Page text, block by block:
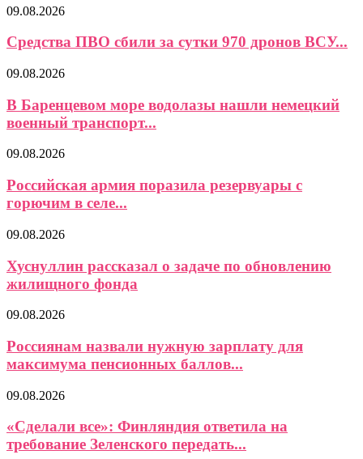
09.08.2026
Средства ПВО сбили за сутки 970 дронов ВСУ...
09.08.2026
В Баренцевом море водолазы нашли немецкий
военный транспорт...
09.08.2026
Российская армия поразила резервуары с
горючим в селе...
09.08.2026
Хуснуллин рассказал о задаче по обновлению
жилищного фонда
09.08.2026
Россиянам назвали нужную зарплату для
максимума пенсионных баллов...
09.08.2026
«Сделали все»: Финляндия ответила на
требование Зеленского передать...